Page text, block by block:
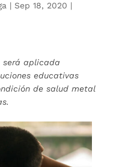
| Sep 18, 2020 |
será aplicada
educativas
de salud metal